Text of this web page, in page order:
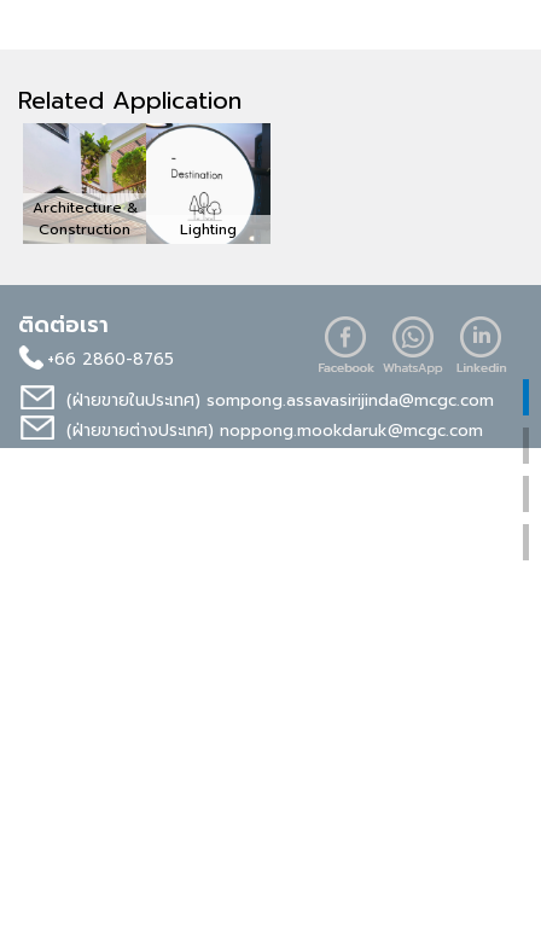
Related Application
Architecture &
Construction
Lighting
ติดต่อเรา
+66 2860-8765
(ฝ่ายขายในประเทศ) sompong.assavasirijinda@mcgc.com
(ฝ่ายขายต่างประเทศ) noppong.mookdaruk@mcgc.com